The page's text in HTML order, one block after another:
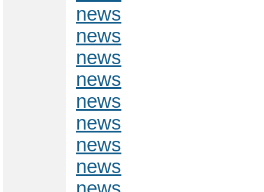
news
news
news
news
news
news
news
news